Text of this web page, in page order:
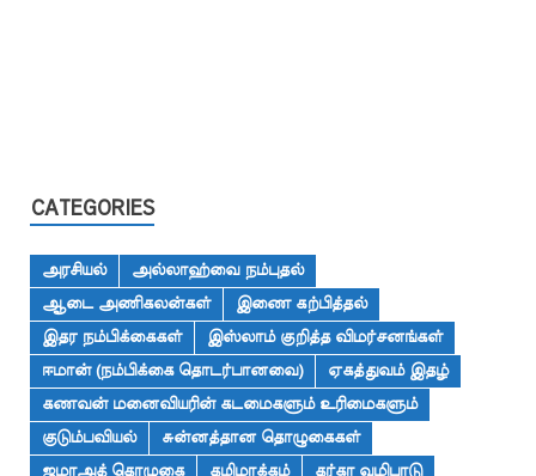
CATEGORIES
அரசியல்
அல்லாஹ்வை நம்புதல்
ஆடை அணிகலன்கள்
இணை கற்பித்தல்
இதர நம்பிக்கைகள்
இஸ்லாம் குறித்த விமர்சனங்கள்
ஈமான் (நம்பிக்கை தொடர்பானவை)
ஏகத்துவம் இதழ்
கணவன் மனைவியரின் கடமைகளும் உரிமைகளும்
குடும்பவியல்
சுன்னத்தான தொழுகைகள்
ஜமாஅத் தொழுகை
தமிழாக்கம்
தர்கா வழிபாடு